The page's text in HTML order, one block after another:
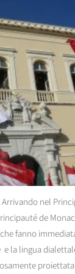
nel
de
fanno
la lingua